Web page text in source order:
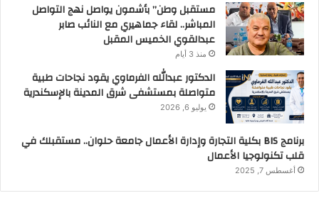
مستقبل وطن” بأشمون يواصل نهج التواصل
المباشر.. لقاء جماهيري مع النائب صابر
عبدالقوي الخميس المقبل
منذ 3 أيام
الدكتور عبدالله الفرماوي يقود نجاحات طبية
متواصلة بمستشفى شرق المدينة بالإسكندرية
يوليو 6, 2026
برنامج BIS بكلية التجارة وإدارة الأعمال جامعة حلوان.. مستقبلك في
قلب تكنولوجيا الأعمال
أغسطس 7, 2025